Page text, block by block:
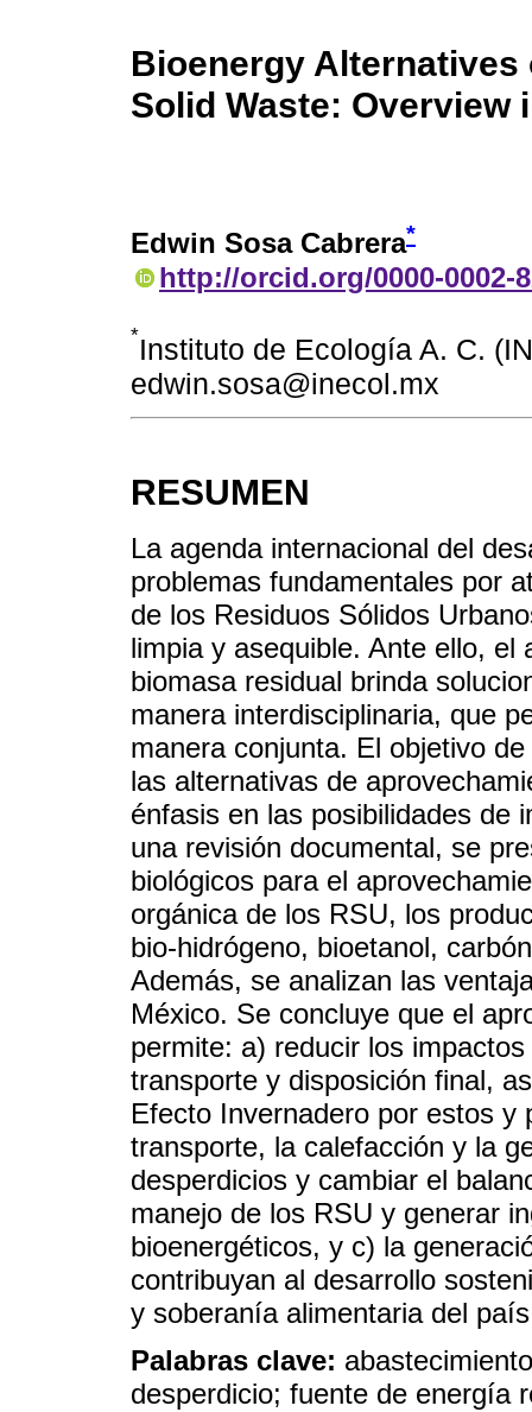
Bioenergy Alternatives
Solid Waste: Overview
Edwin Sosa Cabrera*
http://orcid.org/0000-0002-
*Instituto de Ecología A. C.
edwin.sosa@inecol.mx
RESUMEN
La agenda internacional del
problemas fundamentales por
de los Residuos Sólidos
limpia y asequible. Ante ello, el
biomasa residual brinda
manera interdisciplinaria, que
manera conjunta. El objetivo
las alternativas de
énfasis en las posibilidades de
una revisión documental, se
biológicos para el
orgánica de los RSU, los
bio-hidrógeno, bioetanol,
Además, se analizan las
México. Se concluye que el
permite: a) reducir los
transporte y disposición final,
Efecto Invernadero por estos y
transporte, la calefacción y la
desperdicios y cambiar el
manejo de los RSU y generar
bioenergéticos, y c) la
contribuyan al desarrollo
y soberanía alimentaria del
Palabras clave:
desperdicio; fuente de energía